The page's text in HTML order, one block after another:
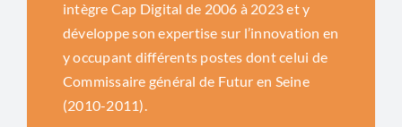
intègre Cap Digital de 2006 à 2023 et y
développe son expertise sur l’innovation en
y occupant différents postes dont celui de
Commissaire général de Futur en Seine
(2010-2011).